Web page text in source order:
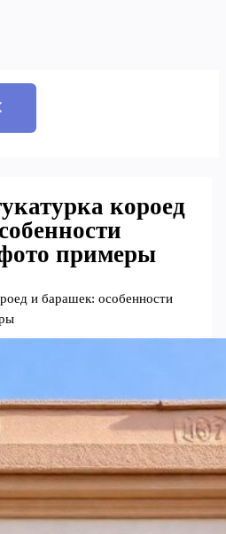
короед
примеры
и барашек: особенности